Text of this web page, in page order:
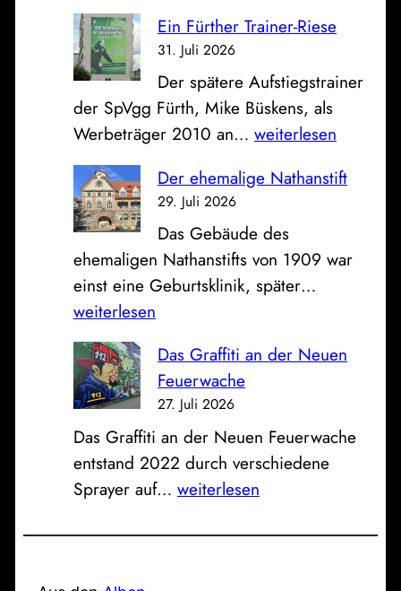
k
s
s
e
u
n
d
K
l
i
i
k
u
m
s
B
i
l
d
u
m
S
o
n
t
a
g
B
l
i
c
Ein Fürther Trainer-Riese
31. Juli 2026
Der spätere Aufstiegstrainer
der SpVgg Fürth, Mike Büskens, als
Werbeträger 2010 an… E
n
ü
r
t
r
a
i
n
weiterlesen
Der ehemalige Nathanstift
29. Juli 2026
Das Gebäude des
ehemaligen Nathanstifts von 1909 war
einst eine Geburtsklinik, später…
e
m
a
g
weiterlesen
Das Graffiti an der Neuen
Feuerwache
27. Juli 2026
Das Graffiti an der Neuen Feuerwache
entstand 2022 durch verschiedene
Sprayer auf… D
s
weiterlesen